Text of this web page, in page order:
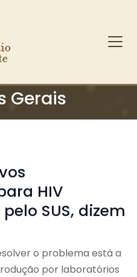
Gerais
HIV
SUS, dizem
o problema está a
por laboratórios